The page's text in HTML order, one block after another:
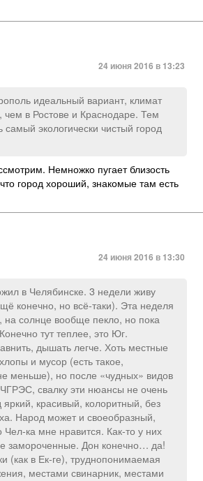
24 июня 2016 в 13:23
идеальный вариант, климат
чем в Ростове и Краснодаре. Тем
экологически чистый город
Немножко пугает близость
город хороший, знакомые там есть
24 июня 2016 в 13:30
в Челябинске. 3 недели живу
конечно, но всё-таки). Эта неделя
на солнце вообще пекло, но пока
тут теплее, это Юг.
дышать легче. Хоть местные
и мусор (есть такое,
меньше), но после «чудных» видов
свалку эти нюансы не очень
красивый, колоритный, без
Народ может и своеобразный,
Чел-ка мне нравится. Как-то у них
замороченные. Дон конечно… да!
(как в Ек-ге), труднопонимаемая
местами свинарник, местами